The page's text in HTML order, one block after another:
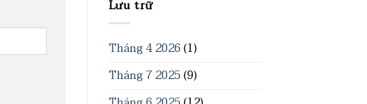
Lưu trữ
Tháng 4 2026(1)
Tháng 7 2025(9)